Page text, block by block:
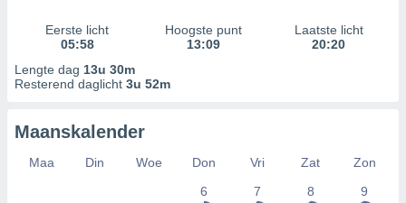
Eerste licht
05:58
Hoogste punt
13:09
Laatste licht
20:20
Lengte dag 13u 30m
Resterend daglicht 3u 52m
Maanskalender
Maa Din Woe Don Vri Zat
Zon
6
7 8 9